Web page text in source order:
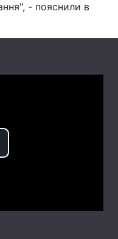
- пояснили в